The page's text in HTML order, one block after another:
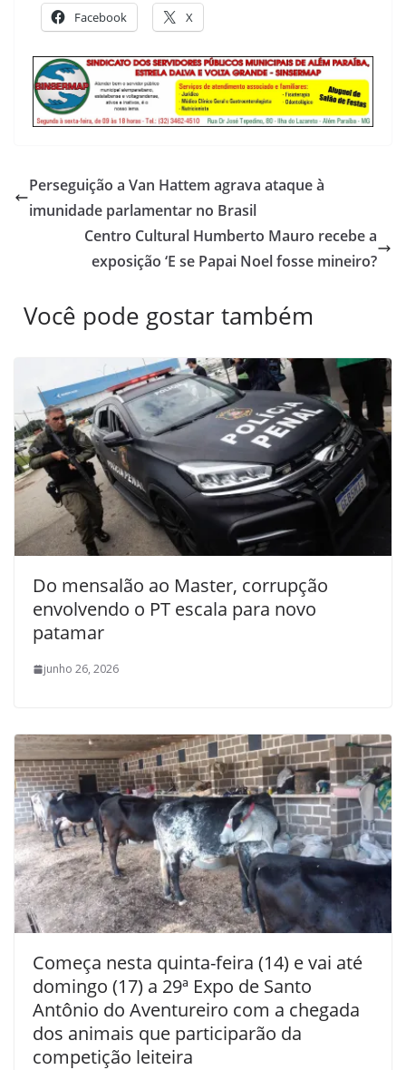
Facebook X
Perseguição a Van Hattem agrava ataque à
imunidade parlamentar no Brasil
Centro Cultural Humberto Mauro recebe a
exposição ‘E se Papai Noel fosse mineiro?
Você pode gostar também
Do mensalão ao Master, corrupção
envolvendo o PT escala para novo
patamar
junho 26, 2026
Começa nesta quinta-feira (14) e vai até
domingo (17) a 29ª Expo de Santo
Antônio do Aventureiro com a chegada
dos animais que participarão da
competição leiteira